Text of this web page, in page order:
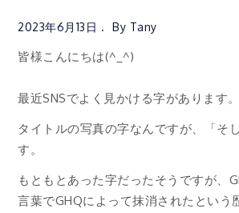
2023年6月13日 By Tany
皆様こんにちは(^_^)
最近SNSでよく見かける字があります。
タイトルの写真の字なんですが、「そ
す。
もともとあった字だったそうですが、
言葉でGHQによって抹消されたという